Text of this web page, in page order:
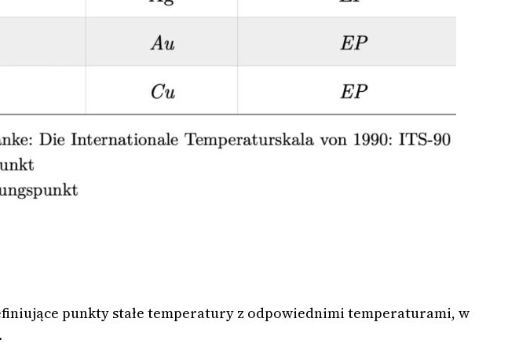
punkty stałe temperatury z odpowiednimi temperaturami, w